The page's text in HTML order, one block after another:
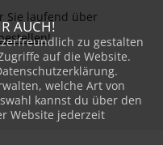
Sie laufend über
!
AUCH!
zu gestalten
auf die Website.
welche Art von
kannst du über den
Website jederzeit